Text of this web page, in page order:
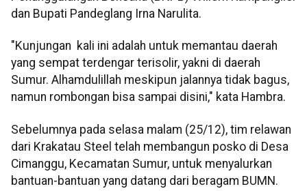
dan Bupati Pandeglang Irna Narulita.
"Kunjungan kali ini adalah untuk memantau daerah
yang sempat terdengar terisolir, yakni di daerah
Sumur. Alhamdulillah meskipun jalannya tidak bagus,
namun rombongan bisa sampai disini," kata Hambra.
Sebelumnya pada selasa malam (25/12), tim relawan
dari Krakatau Steel telah membangun posko di Desa
Cimanggu, Kecamatan Sumur, untuk menyalurkan
bantuan-bantuan yang datang dari beragam BUMN.